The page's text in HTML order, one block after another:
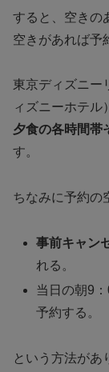
すると、空きの
空きがあれば予
東京ディズニー
ィズニーホテル
夕食の各時間帯
す。
ちなみに予約の
事前キャン
れる。
当日の朝9
予約する。
という方法があ